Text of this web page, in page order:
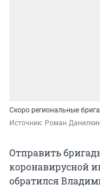
Скоро региональные
Источник: Роман
Отправить
коронавирусной
обратился